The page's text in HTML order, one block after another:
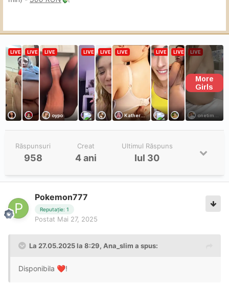
specificați pana la ce ora pot sa vă
răspund, însă si câteva cuvinte
despre voi , sunt binevenite.
Fotografie la Whatsapps sau în privat
este important deoarece sunt
persoane cu care nu doresc să
🔴 In mesaj , Va rog să Precizați ziua
Verific in agenda si revin cu un
răspuns sau o alta varianta .
de repede se poate .
Răspunsuri
958
Creat
4 ani
Ultimul Răspuns
Iul 30
Pokemon777
Reputație: 1
Postat Mai 27, 2025
La 27.05.2025 la 8:29, Ana_slim a spus:
Disponibila ❤️!